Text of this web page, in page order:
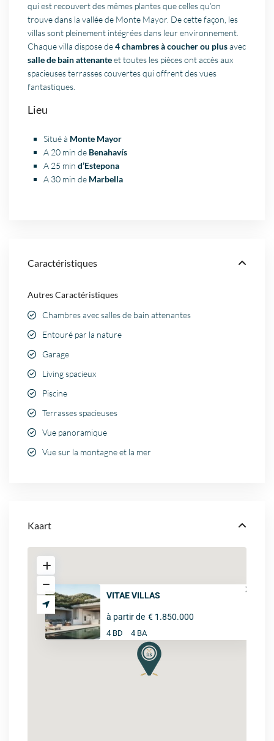
qui est recouvert des mêmes plantes que celles qu’on
trouve dans la vallée de Monte Mayor. De cette façon, les
villas sont pleinement intégrées dans leur environnement.
Chaque villa dispose de4 chambres à coucher ou plusavec
salle de bain attenanteet toutes les pièces ont accès aux
spacieuses terrasses couvertes qui offrent des vues
fantastiques.
Lieu
Situé à Monte Mayor
A 20 min de Benahavís
A 25 mind’Estepona
A 30 min de Marbella
Caractéristiques
Autres Caractéristiques
Chambres avec salles de bain attenantes
Entouré par la nature
Garage
Living spacieux
Piscine
Terrasses spacieuses
Vue panoramique
Vue sur la montagne et la mer
Kaart
VITAE VILLAS
à partir de € 1.850.000
4 BD 4 BA